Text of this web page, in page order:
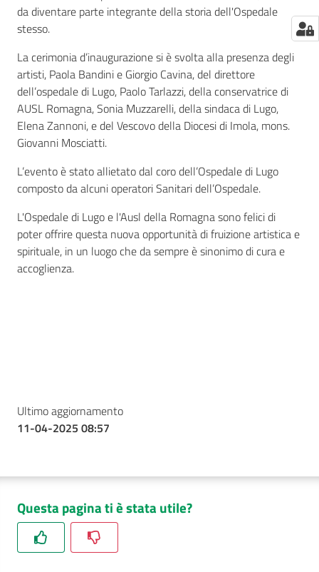
da diventare parte integrante della storia dell'Ospedale
stesso.
La cerimonia d’inaugurazione si è svolta alla presenza degli
artisti, Paola Bandini e Giorgio Cavina, del direttore
dell’ospedale di Lugo, Paolo Tarlazzi, della conservatrice di
AUSL Romagna, Sonia Muzzarelli, della sindaca di Lugo,
Elena Zannoni, e del Vescovo della Diocesi di Imola, mons.
Giovanni Mosciatti.
L’evento è stato allietato dal coro dell’Ospedale di Lugo
composto da alcuni operatori Sanitari dell’Ospedale.
L'Ospedale di Lugo e l'Ausl della Romagna sono felici di
poter offrire questa nuova opportunità di fruizione artistica e
spirituale, in un luogo che da sempre è sinonimo di cura e
accoglienza.
Ultimo aggiornamento
11-04-2025 08:57
Questa pagina ti è stata utile?